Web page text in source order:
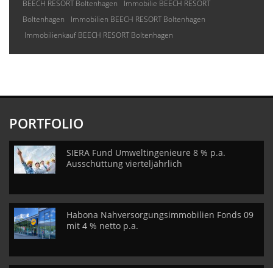
BEECH RESORT Boltenhagen
Immobilie BEECH RESORT
Boltenhagen
Immobilien BEECH RESORT Boltenhagen
Immobilienkauf BEECH RESORT Boltenhagen
PORTFOLIO
SIERA Fund Umweltingenieure 8 % p.a.
Ausschüttung vierteljährlich
Habona Nahversorgungsimmobilien Fonds 09
mit 4 % netto p.a.